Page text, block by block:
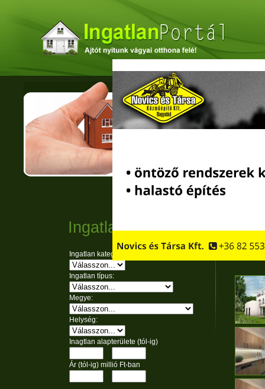
Túladna rajna?
Ingatlan kereső
Ingatlan kategória:
Ingatlan típus:
Megye:
Helység:
Inagtlan alapterülete (tól-ig)
Ár (tól-ig) millió Ft-ban